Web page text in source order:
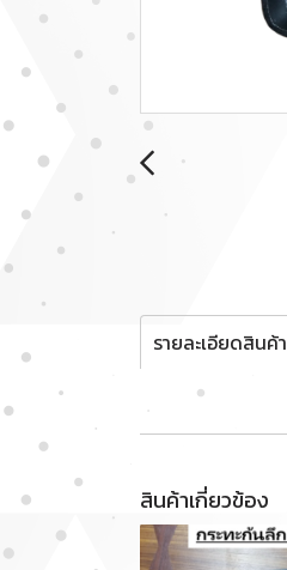
รายละเอียดสินค้า
สินค้าเกี่ยวข้อง